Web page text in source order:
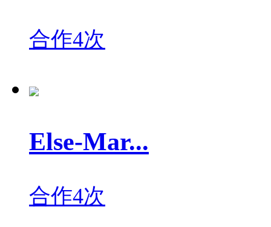
合作4次
Else-Mar...
合作4次